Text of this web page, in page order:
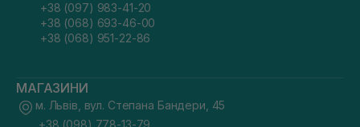
+38 (097) 983-41-20
+38 (068) 693-46-00
+38 (068) 951-22-86
МАГАЗИНИ
м. Львів, вул. Степана Бандери, 45
+38 (098) 778-13-79